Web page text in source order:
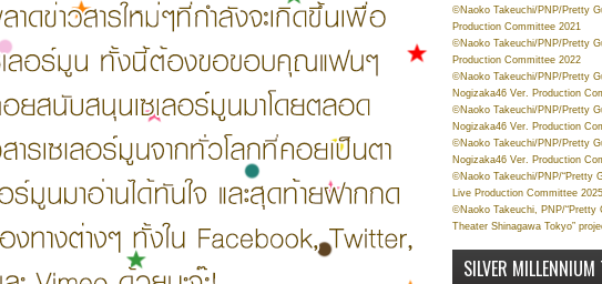
©Naoko Takeuchi/PNP/Pretty
Production Committee 2021
©Naoko Takeuchi/PNP/Pretty
Production Committee 2022
©Naoko Takeuchi/PNP/Pretty
Nogizaka46 Ver. Production
©Naoko Takeuchi/PNP/Pretty
Nogizaka46 Ver. Production
©Naoko Takeuchi/PNP/Pretty
Nogizaka46 Ver. Production
©Naoko Takeuchi/PNP/“Pretty
Live Production Committee 2025
©Naoko Takeuchi, PNP/“Pretty
Theater Shinagawa Tokyo”
SILVER